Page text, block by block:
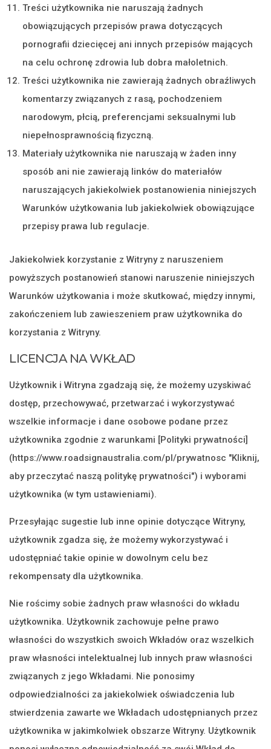
Treści użytkownika nie naruszają żadnych
obowiązujących przepisów prawa dotyczących
pornografii dziecięcej ani innych przepisów mających
na celu ochronę zdrowia lub dobra małoletnich.
Treści użytkownika nie zawierają żadnych obraźliwych
komentarzy związanych z rasą, pochodzeniem
narodowym, płcią, preferencjami seksualnymi lub
niepełnosprawnością fizyczną.
Materiały użytkownika nie naruszają w żaden inny
sposób ani nie zawierają linków do materiałów
naruszających jakiekolwiek postanowienia niniejszych
Warunków użytkowania lub jakiekolwiek obowiązujące
przepisy prawa lub regulacje.
Jakiekolwiek korzystanie z Witryny z naruszeniem
powyższych postanowień stanowi naruszenie niniejszych
Warunków użytkowania i może skutkować, między innymi,
zakończeniem lub zawieszeniem praw użytkownika do
korzystania z Witryny.
LICENCJA NA WKŁAD
Użytkownik i Witryna zgadzają się, że możemy uzyskiwać
dostęp, przechowywać, przetwarzać i wykorzystywać
wszelkie informacje i dane osobowe podane przez
użytkownika zgodnie z warunkami [Polityki prywatności]
(https://www.roadsignaustralia.com/pl/prywatnosc "Kliknij,
aby przeczytać naszą politykę prywatności") i wyborami
użytkownika (w tym ustawieniami).
Przesyłając sugestie lub inne opinie dotyczące Witryny,
użytkownik zgadza się, że możemy wykorzystywać i
udostępniać takie opinie w dowolnym celu bez
rekompensaty dla użytkownika.
Nie rościmy sobie żadnych praw własności do wkładu
użytkownika. Użytkownik zachowuje pełne prawo
własności do wszystkich swoich Wkładów oraz wszelkich
praw własności intelektualnej lub innych praw własności
związanych z jego Wkładami. Nie ponosimy
odpowiedzialności za jakiekolwiek oświadczenia lub
stwierdzenia zawarte we Wkładach udostępnianych przez
użytkownika w jakimkolwiek obszarze Witryny. Użytkownik